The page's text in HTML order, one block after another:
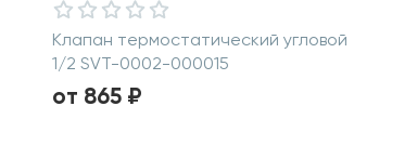
Клапан термостатический угловой
1/2 SVT-0002-000015
от 865 ₽